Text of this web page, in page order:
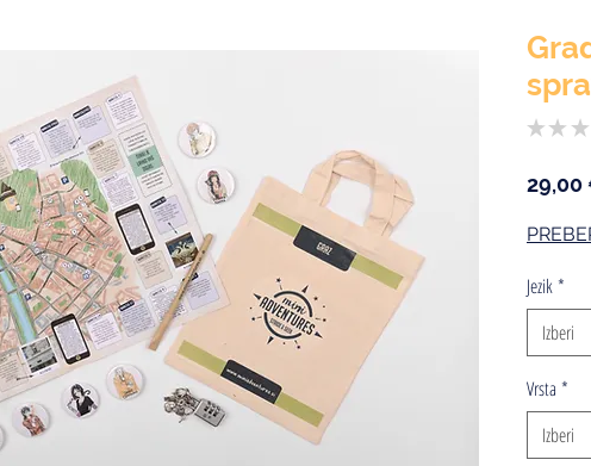
★ ★ ★
29,00
Jezik*
Izberi
Vrsta *
Izberi